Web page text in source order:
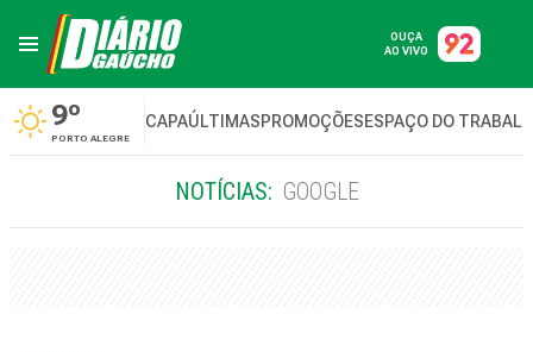
OUÇA
AO VIVO
9º
PORTO ALEGRE
CAPAÚLTIMASPROMOÇÕESESPAÇO DO
NOTÍCIAS: GOOGLE